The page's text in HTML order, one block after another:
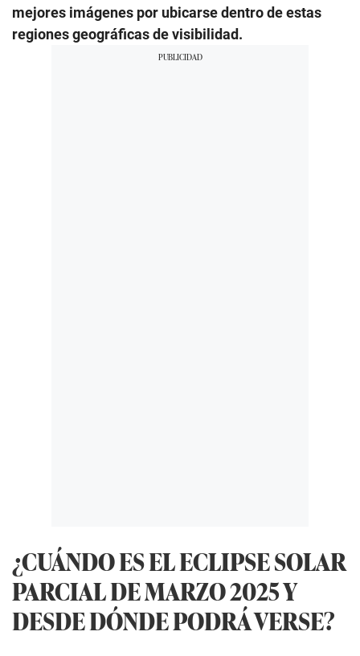
mejores imágenes por ubicarse dentro de estas
regiones geográficas de visibilidad.
¿CUÁNDO ES EL ECLIPSE SOLAR
PARCIAL DE MARZO 2025 Y
DESDE DÓNDE PODRÁ VERSE?